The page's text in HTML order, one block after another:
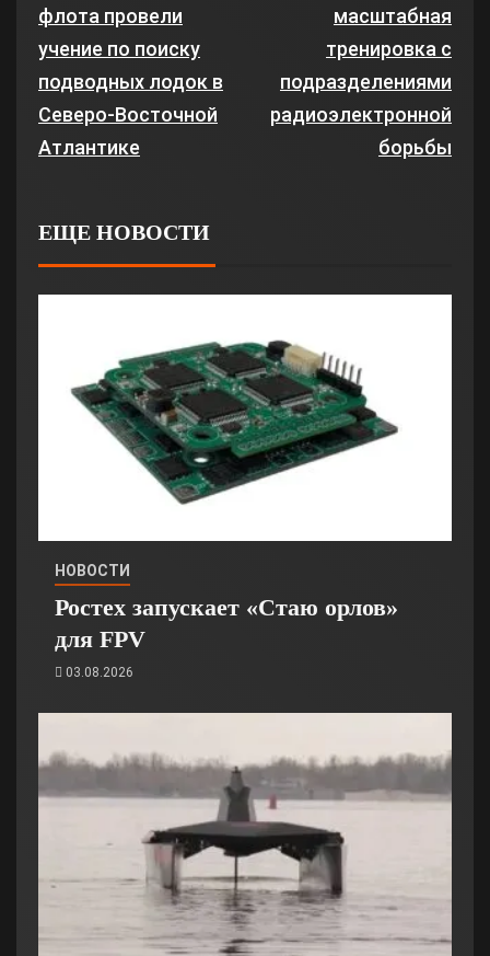
флота провели
учение по поиску
подводных лодок в
Северо-Восточной
Атлантике
масштабная
тренировка с
подразделениями
радиоэлектронной
борьбы
ЕЩЕ НОВОСТИ
НОВОСТИ
Ростех запускает «Стаю орлов»
для FPV
03.08.2026